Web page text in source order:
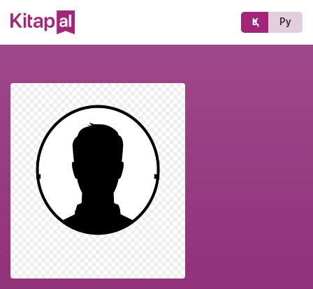
Қз Ру